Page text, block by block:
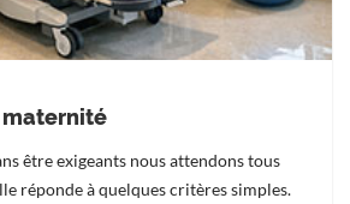
maternité
être exigeants nous attendons tous
réponde à quelques critères simples.